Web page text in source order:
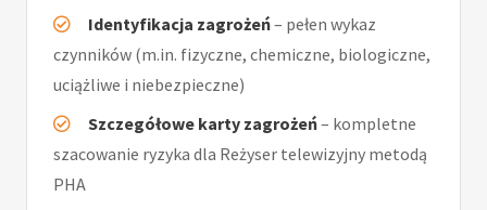
Identyfikacja zagrożeń– pełen wykaz
czynników (m.in. fizyczne, chemiczne, biologiczne,
uciążliwe i niebezpieczne)
Szczegółowe karty zagrożeń– kompletne
szacowanie ryzyka dla Reżyser telewizyjny metodą
PHA